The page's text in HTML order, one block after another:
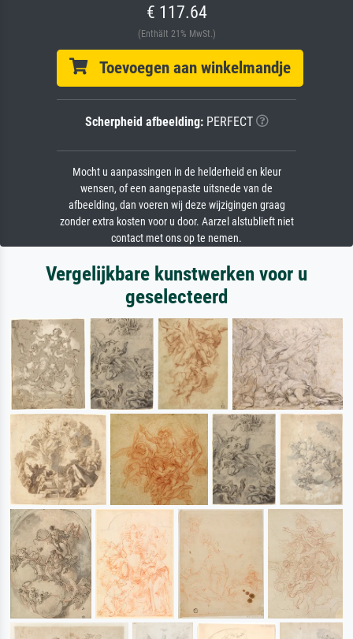
€ 117.64
(Enthält 21% MwSt.)
Toevoegen aan winkelmandje
Scherpheid afbeelding:PERFECT
Mocht u aanpassingen in de helderheid en kleur
wensen, of een aangepaste uitsnede van de
afbeelding, dan voeren wij deze wijzigingen graag
zonder extra kosten voor u door. Aarzel alstublieft niet
contact met ons op te nemen.
Vergelijkbare kunstwerken voor u
geselecteerd